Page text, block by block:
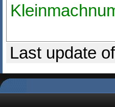
Last update